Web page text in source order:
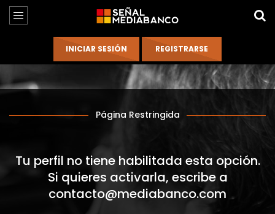
Página Restringida
Tu perfil no tiene habilitada esta opción.
Si quieres activarla, escribe a
contacto@mediabanco.com